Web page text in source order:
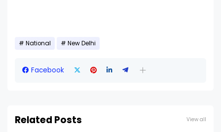
National New Delhi
Facebook
Related Posts View all